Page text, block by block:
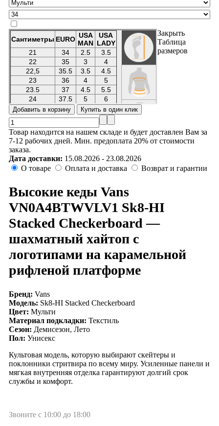
Закрыть
Таблица
размеров
Товар находится на нашем складе и будет доставлен Вам за
7-12 рабочих дней. Мин. предоплата 20% от стоимости
заказа.
Дата доставки: 15.08.2026 - 23.08.2026
О товаре
Оплата и доставка Возврат и гарантии
Высокие кеды Vans
VN0A4BTWVLV1 Sk8-HI
Stacked Checkerboard —
шахматный хайтоп с
логотипами на карамельной
рифленой платформе
Бренд: Vans
Модель: Sk8-HI Stacked Checkerboard
Цвет: Мульти
Материал подкладки: Текстиль
Сезон: Демисезон, Лето
Пол: Унисекс
Культовая модель, которую выбирают скейтеры и
поклонники стритвира по всему миру. Усиленные панели и
мягкая внутренняя отделка гарантируют долгий срок
службы и комфорт.
Звоните с 10:00 до 18:00